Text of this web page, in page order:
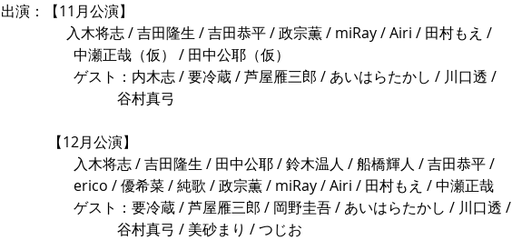
出演：【11月公演】
	　　入木将志 / 吉田隆生 / 吉田恭平 / 政宗薫 / miRay / Airi / 田村もえ /
		中瀬正哉（仮） / 田中公耶（仮）
		ゲスト：内木志 / 要冷蔵 / 芦屋雁三郎 / あいはらたかし / 川口透 /
谷村真弓
	   【12月公演】
		入木将志 / 吉田隆生 / 田中公耶 / 鈴木温人 / 船橋輝人 / 吉田恭平 /
		erico / 優希菜 / 純歌 / 政宗薫 / miRay / Airi / 田村もえ / 中瀬正哉
		ゲスト：要冷蔵 / 芦屋雁三郎 / 岡野圭吾 / あいはらたかし / 川口透 /
谷村真弓 / 美砂まり / つじお